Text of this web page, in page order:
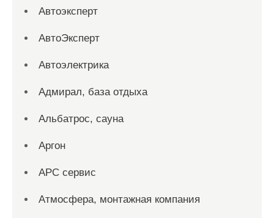
Автоэксперт
АвтоЭксперт
Автоэлектрика
Адмирал, база отдыха
Альбатрос, сауна
Аргон
АРС сервис
Атмосфера, монтажная компания